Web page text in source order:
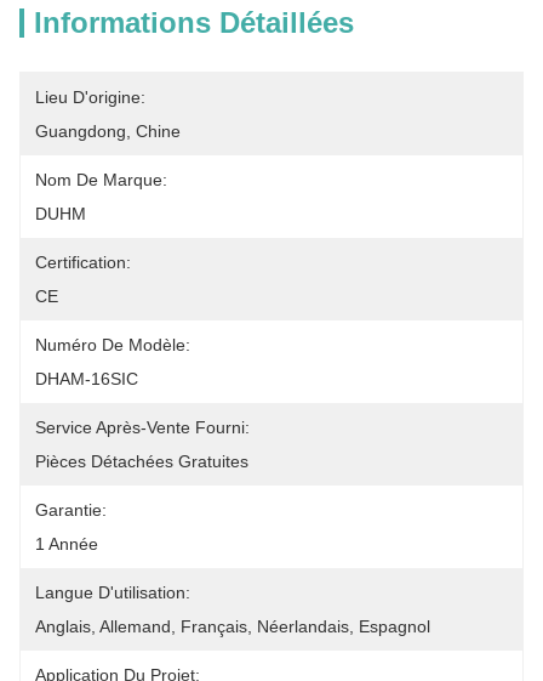
Informations Détaillées
Lieu D'origine:
Guangdong, Chine
Nom De Marque:
DUHM
Certification:
CE
Numéro De Modèle:
DHAM-16SIC
Service Après-Vente Fourni:
Pièces Détachées Gratuites
Garantie:
1 Année
Langue D'utilisation:
Anglais, Allemand, Français, Néerlandais, Espagnol
Application Du Projet: